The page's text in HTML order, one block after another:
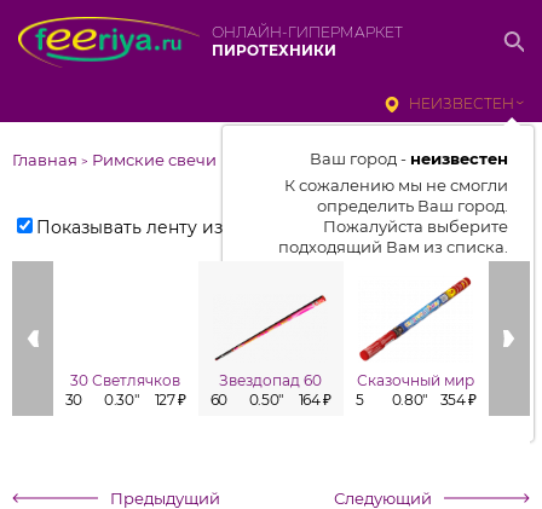
ОНЛАЙН-ГИПЕРМАРКЕТ
ПИРОТЕХНИКИ
НЕИЗВЕСТЕН
Ваш город - неизвестен
К сожалению мы не смогли
определить Ваш город.
Пожалуйста выберите
подходящий Вам из списка.
Выбрать город
От выбранного города зависит
отображаемый ассортимент,
цены, наличие и условия
доставки
Главная > Римские свечи
Показывать ленту изделий
30 Светлячков
30
0.30" 127 ₽
Звездопад 60
60
0.50" 164 ₽
Сказочный мир
5
0.80" 354 ₽
Предыдущий Следующий